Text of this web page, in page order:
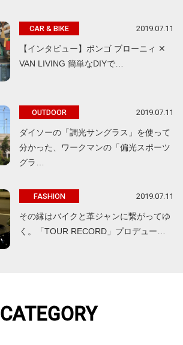
CAR & BIKE 2019.07.11
【インタビュー】ボンゴ ブローニィ ✕
VAN LIVING 簡単なDIYで…
OUTDOOR 2019.07.11
ダイソーの「調光サングラス」を使って
分かった、ワークマンの「偏光スポーツ
グラ…
FASHION 2019.07.11
その縁はバイクと革ジャンに繋がってゆ
く。「TOUR RECORD」プロデュー…
CATEGORY